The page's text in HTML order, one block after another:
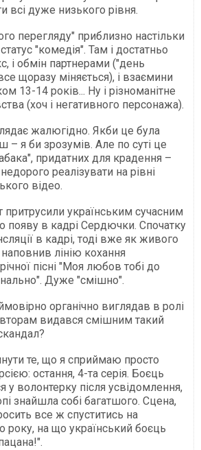
всі дуже низького рівня.
перегляду" приблизно настільки
"комедія". Там і достатньо
і обмін партнерами ("день
щоразу міняється), і взаємини
13-14 років... Ну і різноманітне
(хоч і негативного персонажа).
жалюгідно. Якби це була
– я би зрозумів. Але по суті це
придатних для крадення –
реалізувати на рівні
відео.
притрусили українським сучасним
появу в кадрі Сердючки. Спочатку
в кадрі, тоді вже як живого
лінію кохання
пісні "Моя любов тобі до
Дуже "смішно".
органічно виглядав в ролі
видався смішним такий
те, що я сприймаю просто
остання, 4-та серія. Боєць
у волонтерку після усвідомлення,
знайшла собі багатшого. Сцена,
все ж спуститись на
року, на що український боєць